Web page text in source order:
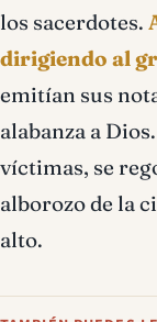
los sacerdotes.
dirigiendo al
emitían sus
alabanza a
víctimas, se
alborozo de la
alto.